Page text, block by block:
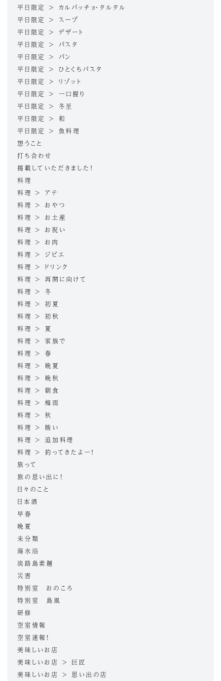
平日限定 > カルパッチョ・タルタル
平日限定 > スープ
平日限定 > デザート
平日限定 > パスタ
平日限定 > パン
平日限定 > ひとくちパスタ
平日限定 > リゾット
平日限定 > 一口握り
平日限定 > 冬至
平日限定 > 和
平日限定 > 魚料理
想うこと
打ち合わせ
掲載していただきました！
料理
料理 > アテ
料理 > おやつ
料理 > お土産
料理 > お祝い
料理 > お肉
料理 > ジビエ
料理 > ドリンク
料理 > 再開に向けて
料理 > 冬
料理 > 初夏
料理 > 初秋
料理 > 夏
料理 > 家族で
料理 > 春
料理 > 晩夏
料理 > 晩秋
料理 > 朝食
料理 > 梅雨
料理 > 秋
料理 > 賄い
料理 > 追加料理
料理 > 釣ってきたよー！
旅って
旅の思い出に！
日々のこと
日本酒
早春
晩夏
未分類
海水浴
淡路島素麺
災害
特別室 おのころ
特別室 島風
研修
空室情報
空室速報！
美味しいお店
美味しいお店 > 巨匠
美味しいお店 > 思い出の店